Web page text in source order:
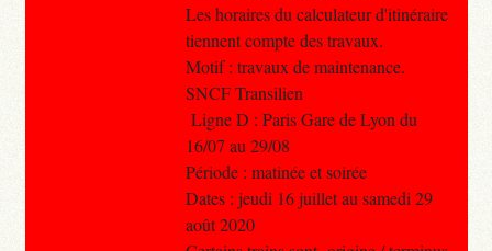
Les horaires du calculateur d'itinéraire
tiennent compte des travaux.
Motif : travaux de maintenance.
SNCF Transilien
Ligne D : Paris Gare de Lyon du
16/07 au 29/08
Période : matinée et soirée
Dates : jeudi 16 juillet au samedi 29
août 2020